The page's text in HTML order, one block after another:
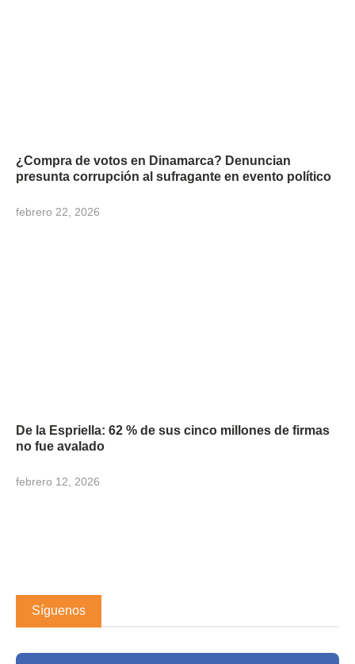
¿Compra de votos en Dinamarca? Denuncian
presunta corrupción al sufragante en evento político
febrero 22, 2026
De la Espriella: 62 % de sus cinco millones de firmas
no fue avalado
febrero 12, 2026
Síguenos